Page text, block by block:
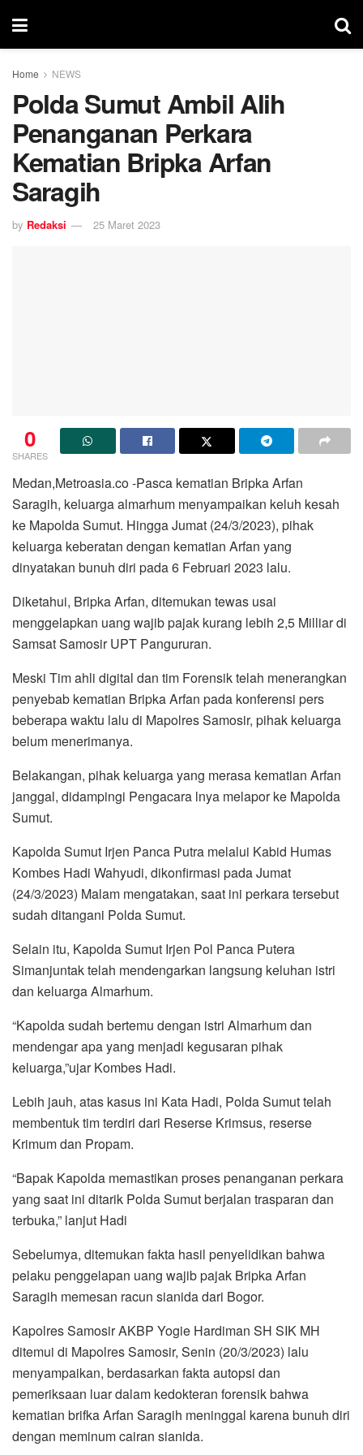
Home NEWS
Polda Sumut Ambil Alih
Penanganan Perkara
Kematian Bripka Arfan
Saragih
by Redaksi 25 Maret 2023
0
SHARES
Medan,Metroasia.co -Pasca kematian Bripka Arfan
Saragih, keluarga almarhum menyampaikan keluh kesah
ke Mapolda Sumut. Hingga Jumat (24/3/2023), pihak
keluarga keberatan dengan kematian Arfan yang
dinyatakan bunuh diri pada 6 Februari 2023 lalu.
Diketahui, Bripka Arfan, ditemukan tewas usai
menggelapkan uang wajib pajak kurang lebih 2,5 Milliar di
Samsat Samosir UPT Pangururan.
Meski Tim ahli digital dan tim Forensik telah menerangkan
penyebab kematian Bripka Arfan pada konferensi pers
beberapa waktu lalu di Mapolres Samosir, pihak keluarga
belum menerimanya.
Belakangan, pihak keluarga yang merasa kematian Arfan
janggal, didampingi Pengacara lnya melapor ke Mapolda
Sumut.
Kapolda Sumut Irjen Panca Putra melalui Kabid Humas
Kombes Hadi Wahyudi, dikonfirmasi pada Jumat
(24/3/2023) Malam mengatakan, saat ini perkara tersebut
sudah ditangani Polda Sumut.
Selain itu, Kapolda Sumut Irjen Pol Panca Putera
Simanjuntak telah mendengarkan langsung keluhan istri
dan keluarga Almarhum.
“Kapolda sudah bertemu dengan istri Almarhum dan
mendengar apa yang menjadi kegusaran pihak
keluarga,”ujar Kombes Hadi.
Lebih jauh, atas kasus ini Kata Hadi, Polda Sumut telah
membentuk tim terdiri dari Reserse Krimsus, reserse
Krimum dan Propam.
“Bapak Kapolda memastikan proses penanganan perkara
yang saat ini ditarik Polda Sumut berjalan trasparan dan
terbuka,” lanjut Hadi
Sebelumya, ditemukan fakta hasil penyelidikan bahwa
pelaku penggelapan uang wajib pajak Bripka Arfan
Saragih memesan racun sianida dari Bogor.
Kapolres Samosir AKBP Yogie Hardiman SH SIK MH
ditemui di Mapolres Samosir, Senin (20/3/2023) lalu
menyampaikan, berdasarkan fakta autopsi dan
pemeriksaan luar dalam kedokteran forensik bahwa
kematian brifka Arfan Saragih meninggal karena bunuh diri
dengan meminum cairan sianida.